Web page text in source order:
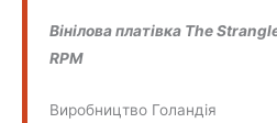
Вінілова платівка The
RPM
Виробництво Голандія